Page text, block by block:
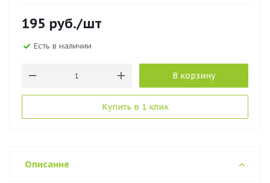
195 руб./шт
Есть в наличии
В корзину
Купить в 1 клик
Описание